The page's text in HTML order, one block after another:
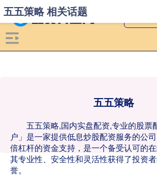
五五策略
五五策略,国内实盘配资,专业的股票
户」是一家提供低息炒股配资服务的公
倍杠杆的资金支持，是一个备受认可的
其专业性、安全性和灵活性获得了投资
誉。
五五策略 相关话题